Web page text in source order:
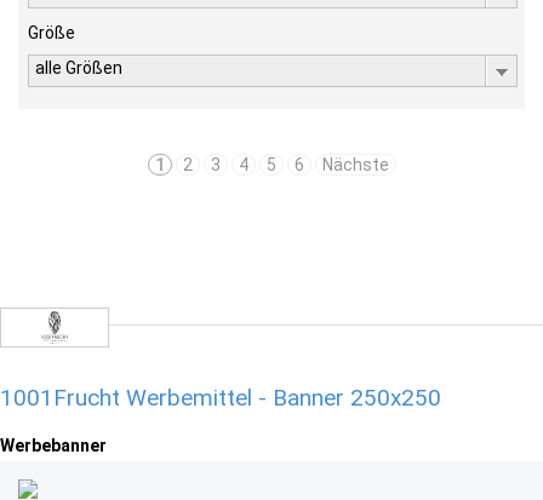
Größe
alle Größen
1 2 3 4 5 6 Nächste
1001Frucht Werbemittel - Banner 250x250
Werbebanner